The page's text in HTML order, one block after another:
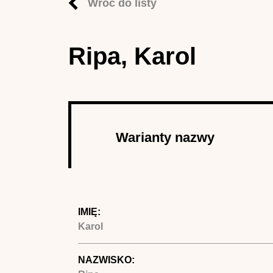
Wróć do listy
Ripa, Karol
AutorWarianty nazwy
IMIĘ:
Karol
NAZWISKO: